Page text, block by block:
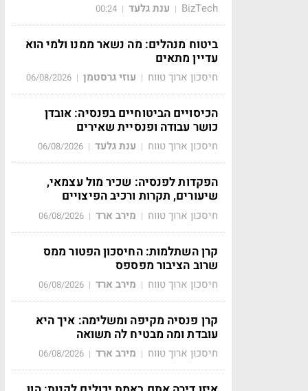
BizTech
| ענת גלעד |
00:24
ביטוח מנהלים: מה נשאר ממנו ולמי הוא
עדיין מתאים
חיסכון ארוך טווח | עוזי גרסטמן |
06/08/2026
הכיסויים הביטוחיים בפנסיה: אובדן
כושר עבודה ופנסיית שאירים
חיסכון ארוך טווח | ענת גלעד |
06/08/2026
הפקדות לפנסיה: שכיר מול עצמאי,
שיעורים, תקרות ורכיב הפיצויים
חיסכון ארוך טווח | מירב ארד |
06/08/2026
קרן השתלמות: החיסכון הפטור ממס
שרוב הציבור מפספס
חיסכון ארוך טווח | מירב ארד |
06/08/2026
קרן פנסיה מקיפה ומשלימה: איך היא
עובדת ומה מבטיח לה תשואה
חיסכון ארוך טווח | מירב ארד |
06/08/2026